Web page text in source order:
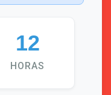
12
HORAS